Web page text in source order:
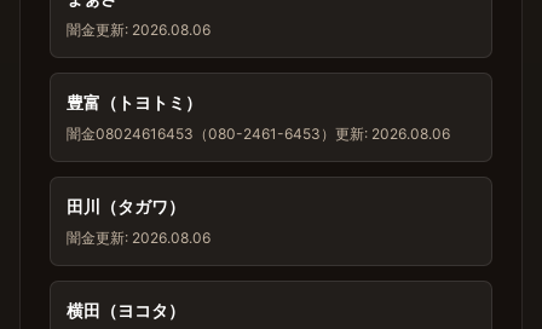
闇金更新: 2026.08.06
豊富（トヨトミ）
闇金08024616453（080-2461-6453） 更新: 2026.08.06
田川（タガワ）
闇金更新: 2026.08.06
横田（ヨコタ）